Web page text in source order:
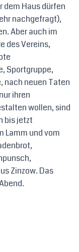
E
dem Haus dürfen
nachgefragt),
Aber auch im
des Vereins,
Sportgruppe,
nach neuen Taten
ihren
wollen, sind
bis jetzt
Lamm und vom
Zinzow. Das